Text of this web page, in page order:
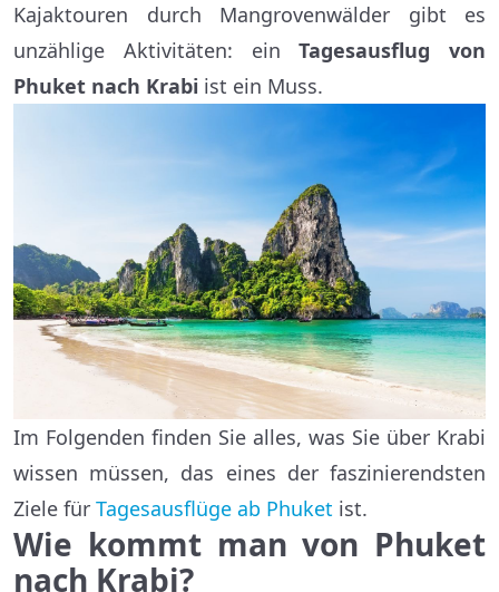
Kajaktouren durch Mangrovenwälder gibt es
unzählige Aktivitäten: einTagesausflug von
Phuket nach Krabi ist ein Muss.
Im Folgenden finden Sie alles, was Sie über Krabi
wissen müssen, das eines der faszinierendsten
Ziele für Tagesausflüge ab Phuket ist.
Wie kommt man von Phuket
nach Krabi?